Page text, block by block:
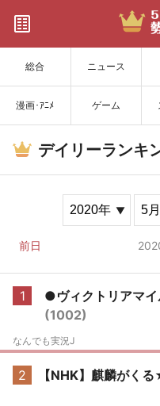
総合 ニュース
漫画･ｱﾆﾒ ゲーム
デイリーランキ
前日
1
●ヴィクトリアマイ
(1002)
なんでも実況J
2 【NHK】麒麟がく